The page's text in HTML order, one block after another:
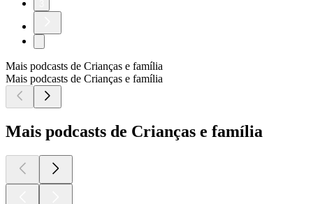
Mais podcasts de Crianças e família
Mais podcasts de Crianças e família
Mais podcasts de Crianças e família